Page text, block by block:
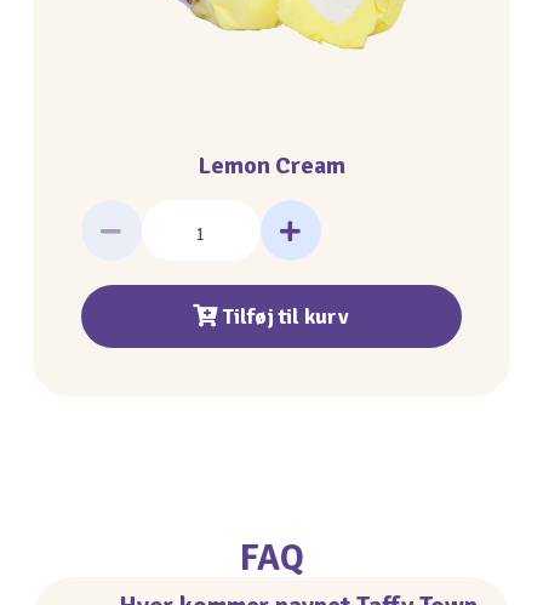
Lemon Cream
Tilføj til kurv
FAQ